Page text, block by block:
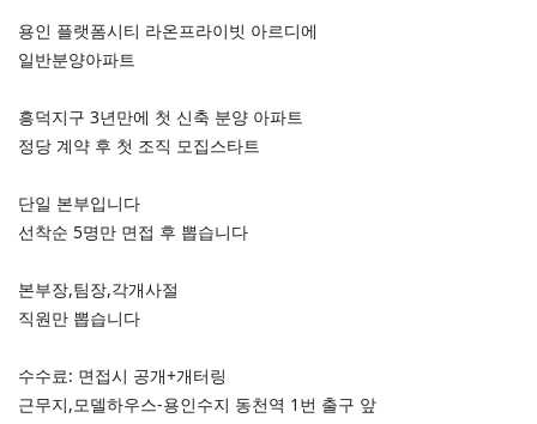
본문
용인 플랫폼시티 라온프라이빗 아르디에
일반분양아파트
흥덕지구 3년만에 첫 신축 분양 아파트
정당 계약 후 첫 조직 모집스타트
단일 본부입니다
선착순 5명만 면접 후 뽑습니다
본부장,팀장,각개사절
직원만 뽑습니다
수수료: 면접시 공개+개터링
근무지,모델하우스-용인수지 동천역 1번 출구 앞